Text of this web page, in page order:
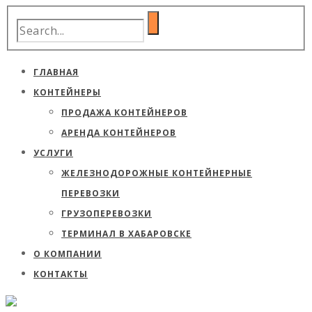
ГЛАВНАЯ
КОНТЕЙНЕРЫ
ПРОДАЖА КОНТЕЙНЕРОВ
АРЕНДА КОНТЕЙНЕРОВ
УСЛУГИ
ЖЕЛЕЗНОДОРОЖНЫЕ КОНТЕЙНЕРНЫЕ
ПЕРЕВОЗКИ
ГРУЗОПЕРЕВОЗКИ
ТЕРМИНАЛ В ХАБАРОВСКЕ
О КОМПАНИИ
КОНТАКТЫ